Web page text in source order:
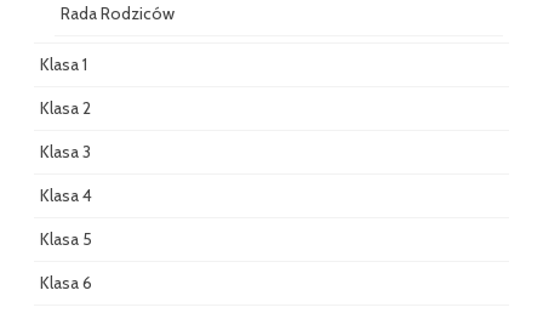
Rada Rodziców
Klasa 1
Klasa 2
Klasa 3
Klasa 4
Klasa 5
Klasa 6